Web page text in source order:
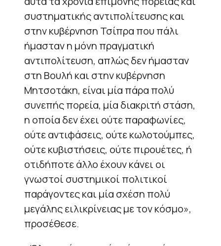
συστηματικής αντιπολίτευσης και
στην κυβέρνηση Τσίπρα που πάλι
ήμασταν η μόνη πραγματική
αντιπολίτευση, απλώς δεν ήμασταν
στη Βουλή και στην κυβέρνηση
Μητσοτάκη, είναι μία πάρα πολύ
συνεπής πορεία, μία διακριτή στάση,
η οποία δεν έχει ούτε παραφωνίες,
ούτε αντιφάσεις, ούτε κωλοτούμπες,
ούτε κυβιστήσεις, ούτε πιρουέτες, ή
οτιδήποτε άλλο έχουν κάνει οι
γνωστοί συστημικοί πολιτικοί
παράγοντες και μία σχέση πολύ
μεγάλης ειλικρίνειας με τον κόσμο»,
προσέθεσε.